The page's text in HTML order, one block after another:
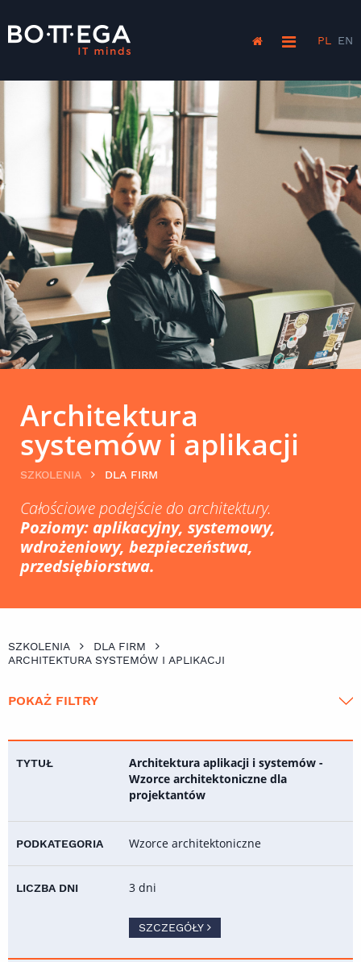
PL EN
Architektura
systemów i aplikacji
SZKOLENIA DLA FIRM
Całościowe podejście do architektury.
Poziomy: aplikacyjny, systemowy,
wdrożeniowy, bezpieczeństwa,
przedsiębiorstwa.
SZKOLENIA
DLA FIRM
ARCHITEKTURA SYSTEMÓW I APLIKACJI
POKAŻ FILTRY
Architektura aplikacji i systemów -
Wzorce architektoniczne dla
projektantów
Wzorce architektoniczne
3 dni
SZCZEGÓŁY